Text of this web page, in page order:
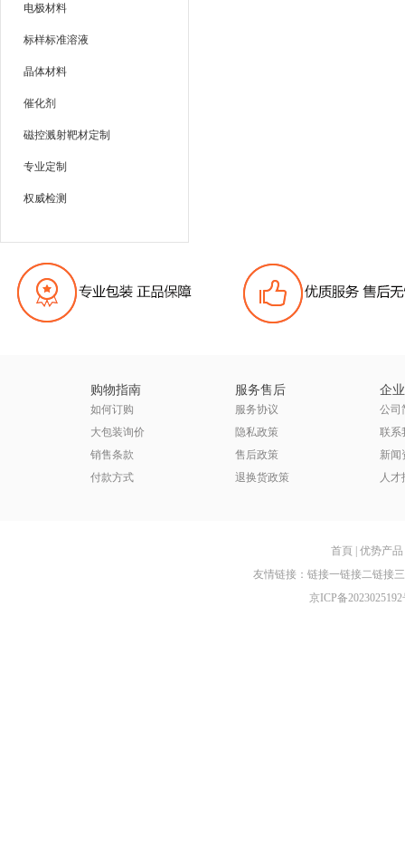
电极材料
标样标准溶液
晶体材料
催化剂
磁控溅射靶材定制
专业定制
权威检测
购物指南
如何订购
大包装询价
销售条款
付款方式
服务售后
服务协议
隐私政策
售后政策
退换货政策
企
公司
联系
新闻
人才
首頁 优势产品
友情链接： 链接一链接二链接三
京ICP备